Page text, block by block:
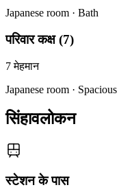
Japanese room · Bath
परिवार कक्ष (7)
7मेहमान
Japanese room · Spacious
सिंहावलोकन
स्टेशन के पास